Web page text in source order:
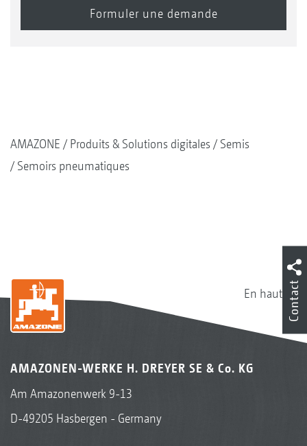
AMAZONE Produits & Solutions digitales
Semis
Semoirs pneumatiques
En haut
AMAZONEN-WERKE H. DREYER SE & Co. KG
Am Amazonenwerk 9-13
D-49205 Hasbergen - Germany
Contact